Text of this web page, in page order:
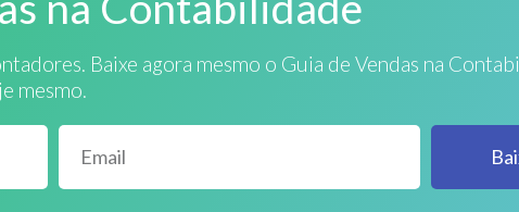
Baixe agora mesmo o Guia de Vendas na
mesmo.